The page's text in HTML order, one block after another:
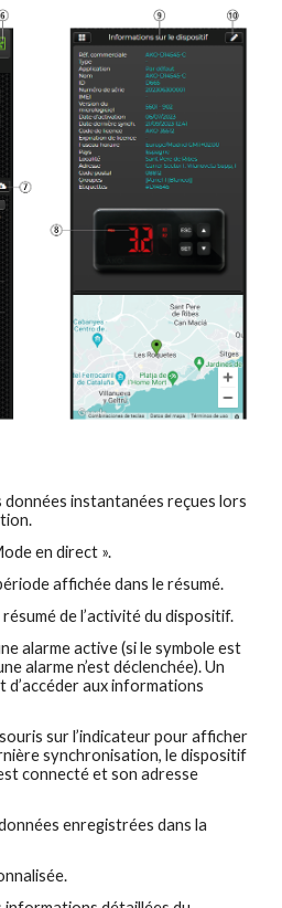
instantanées reçues lors
en direct ».
affichée dans le résumé.
de l’activité du dispositif.
alarme active (si le symbole est
alarme n’est déclenchée). Un
d’accéder aux informations
sur l’indicateur pour afficher
synchronisation, le dispositif
connecté et son adresse
enregistrées dans la